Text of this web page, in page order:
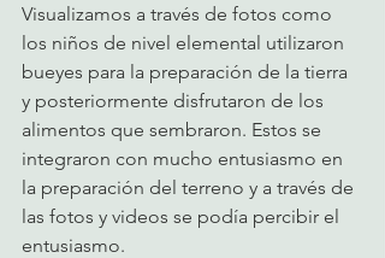
Visualizamos a través de fotos como
los niños de nivel elemental utilizaron
bueyes para la preparación de la tierra
y posteriormente disfrutaron de los
alimentos que sembraron. Estos se
integraron con mucho entusiasmo en
la preparación del terreno y a través de
las fotos y videos se podía percibir el
entusiasmo.